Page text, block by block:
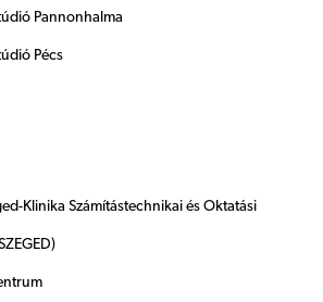
Pannonhalma
Pécs
Klinika Számítástechnikai és Oktatási